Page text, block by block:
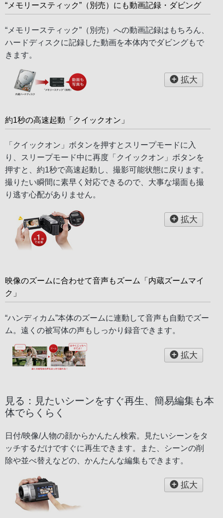
“メモリースティック”（別売）にも動画記録・ダビング
“メモリースティック”（別売）への動画記録はもちろん、
ハードディスクに記録した動画を本体内でダビングもで
きます。
拡大
約1秒の高速起動「クイックオン」
「クイックオン」ボタンを押すとスリープモードに入
り、スリープモード中に再度「クイックオン」ボタンを
押すと、約1秒で高速起動し、撮影可能状態に戻ります。
撮りたい瞬間に素早く対応できるので、大事な場面も撮
り逃す心配がありません。
拡大
映像のズームに合わせて音声もズーム「内蔵ズームマイ
ク」
“ハンディカム”本体のズームに連動して音声も自動でズー
ム。遠くの被写体の声もしっかり録音できます。
拡大
見る：見たいシーンをすぐ再生、簡易編集も本
体でらくらく
日付/映像/人物の顔からかんたん検索。見たいシーンをタ
ッチするだけですぐに再生できます。また、シーンの削
除や並べ替えなどの、かんたんな編集もできます。
拡大